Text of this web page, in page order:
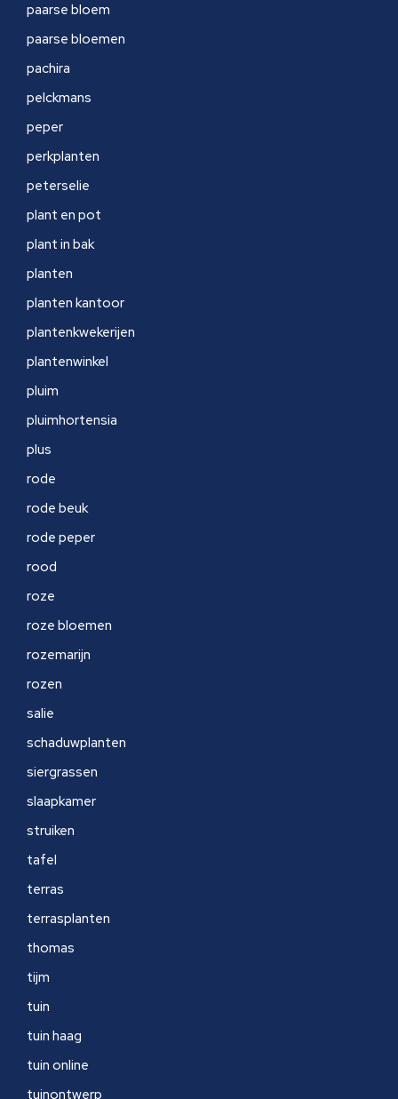
paarse bloem
paarse bloemen
pachira
pelckmans
peper
perkplanten
peterselie
plant en pot
plant in bak
planten
planten kantoor
plantenkwekerijen
plantenwinkel
pluim
pluimhortensia
plus
rode
rode beuk
rode peper
rood
roze
roze bloemen
rozemarijn
rozen
salie
schaduwplanten
siergrassen
slaapkamer
struiken
tafel
terras
terrasplanten
thomas
tijm
tuin
tuin haag
tuin online
tuinontwerp